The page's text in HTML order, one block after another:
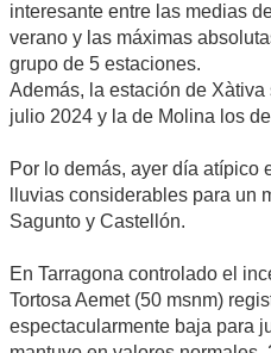
interesante entre las medias
verano y las máximas
grupo de 5 estaciones.
Además, la estación de
julio 2024 y la de Molina los
Por lo demás, ayer día atípico
lluvias considerables para un
Sagunto y Castellón.
En Tarragona controlado el
Tortosa Aemet (50 msnm)
espectacularmente baja para